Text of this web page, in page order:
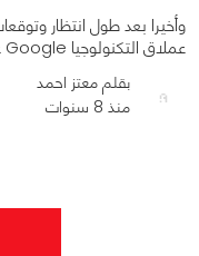
وأخيرا بعد طول انتظار
عملاق التكنولوجيا Google عن الإصدار الجديد من نظام التشغيل
بقلم معتز احمد
منذ 8 سنوات